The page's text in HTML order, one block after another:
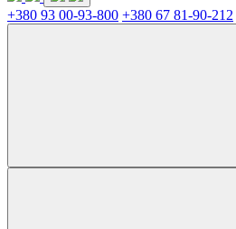
+380 93 00-93-800 +380 67 81-90-212